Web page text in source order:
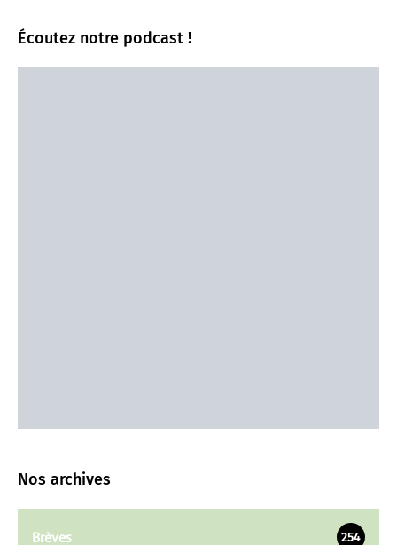
Écoutez notre podcast !
Nos archives
Brèves 254